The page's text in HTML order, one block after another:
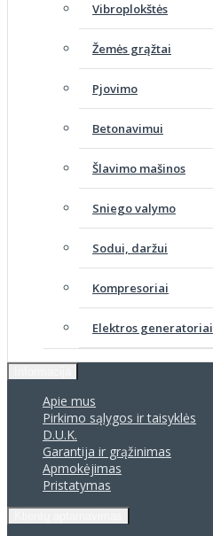
Vibroplokštės
Žemės grąžtai
Pjovimo
Betonavimui
Šlavimo mašinos
Sniego valymo
Sodui, daržui
Kompresoriai
Elektros generatoriai
Apie mus
Pirkimo sąlygos ir taisyklės
D.U.K.
Garantija ir grąžinimas
Apmokėjimas
Pristatymas